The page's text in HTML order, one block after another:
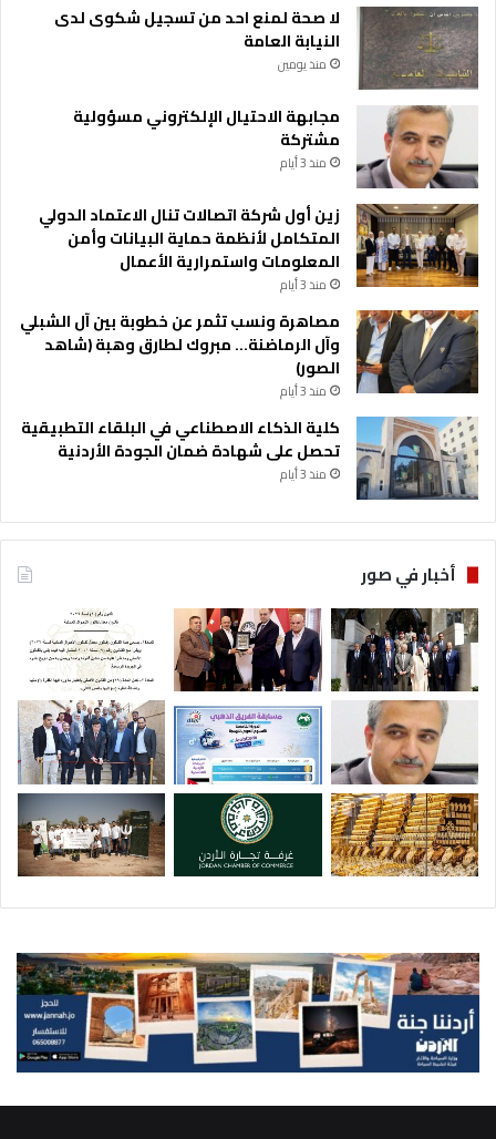
ا
ل
ط
ل
ب
ل
ك
و
ي
ت
ي
ي
ن
ف
ي
ا
ل
ا
ر
د
ن
لا صحة لمنع احد من تسجيل شكوى لدى
النيابة العامة
منذ يومين
مجابهة الاحتيال الإلكتروني مسؤولية
مشتركة
منذ 3 أيام
زين أول شركة اتصالات تنال الاعتماد الدولي
المتكامل لأنظمة حماية البيانات وأمن
المعلومات واستمرارية الأعمال
منذ 3 أيام
مصاهرة ونسب تثمر عن خطوبة بين آل الشبلي
وآل الرماضنة… مبروك لطارق وهبة (شاهد
الصور)
منذ 3 أيام
كلية الذكاء الاصطناعي في البلقاء التطبيقية
تحصل على شهادة ضمان الجودة الأردنية
منذ 3 أيام
أخبار في صور